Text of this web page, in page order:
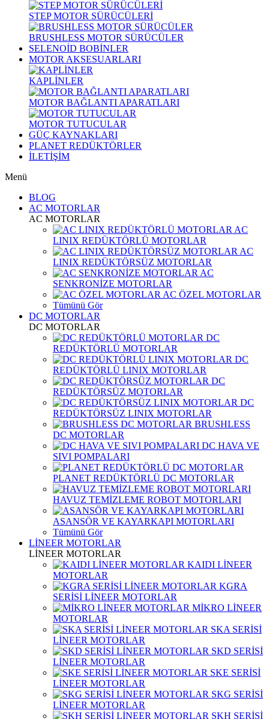
STEP MOTOR SÜRÜCÜLERİ
BRUSHLESS MOTOR SÜRÜCÜLER
SELENOİD BOBİNLER
MOTOR AKSESUARLARI
KAPLİNLER
MOTOR BAĞLANTI APARATLARI
MOTOR TUTUCULAR
GÜÇ KAYNAKLARI
PLANET REDÜKTÖRLER
İLETİŞİM
Menü
BLOG
AC MOTORLAR
AC MOTORLAR
AC
LINIX REDÜKTÖRLÜ MOTORLAR
AC
LINIX REDÜKTÖRSÜZ MOTORLAR
AC
SENKRONİZE MOTORLAR
AC ÖZEL MOTORLAR
Tümünü Gör
DC MOTORLAR
DC MOTORLAR
DC
REDÜKTÖRLÜ MOTORLAR
DC
REDÜKTÖRLÜ LINIX MOTORLAR
DC
REDÜKTÖRSÜZ MOTORLAR
DC
REDÜKTÖRSÜZ LINIX MOTORLAR
BRUSHLESS
DC MOTORLAR
DC HAVA VE
SIVI POMPALARI
PLANET REDÜKTÖRLÜ DC MOTORLAR
HAVUZ TEMİZLEME ROBOT MOTORLARI
ASANSÖR VE KAYARKAPI MOTORLARI
Tümünü Gör
LİNEER MOTORLAR
LİNEER MOTORLAR
KAIDI LİNEER
MOTORLAR
KGRA
SERİSİ LİNEER MOTORLAR
MİKRO LİNEER
MOTORLAR
SKA SERİSİ
LİNEER MOTORLAR
SKD SERİSİ
LİNEER MOTORLAR
SKE SERİSİ
LİNEER MOTORLAR
SKG SERİSİ
LİNEER MOTORLAR
SKH SERİSİ